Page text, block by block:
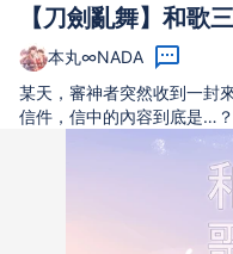
【刀劍亂舞】和歌
本丸∞NADA
某天，審神者突然收到一封
信件，信中的內容到底是…？